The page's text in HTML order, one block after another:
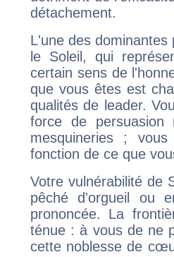
détachement.
L'une des
le Soleil, qui
certain sens de
que vous êtes est
qualités de leader.
force de
mesquineries ;
fonction de ce que
Votre vulnérabilité de
pêché d'orgueil ou
prononcée. La
ténue : à vous de ne
cette noblesse de